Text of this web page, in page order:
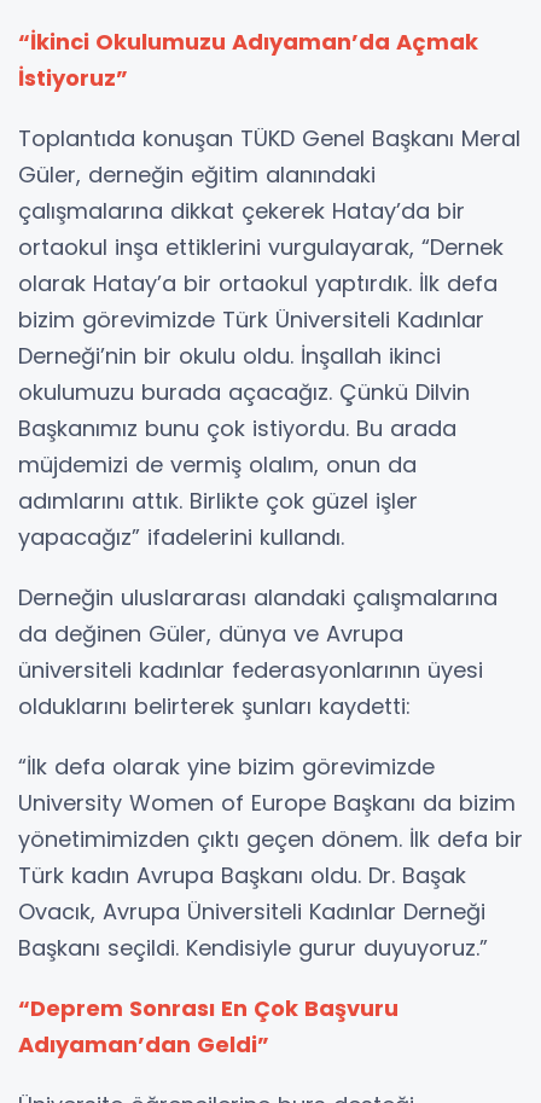
“İkinci Okulumuzu Adıyaman’da Açmak
İstiyoruz”
Toplantıda konuşan TÜKD Genel Başkanı Meral
Güler, derneğin eğitim alanındaki
çalışmalarına dikkat çekerek Hatay’da bir
ortaokul inşa ettiklerini vurgulayarak, “Dernek
olarak Hatay’a bir ortaokul yaptırdık. İlk defa
bizim görevimizde Türk Üniversiteli Kadınlar
Derneği’nin bir okulu oldu. İnşallah ikinci
okulumuzu burada açacağız. Çünkü Dilvin
Başkanımız bunu çok istiyordu. Bu arada
müjdemizi de vermiş olalım, onun da
adımlarını attık. Birlikte çok güzel işler
yapacağız” ifadelerini kullandı.
Derneğin uluslararası alandaki çalışmalarına
da değinen Güler, dünya ve Avrupa
üniversiteli kadınlar federasyonlarının üyesi
olduklarını belirterek şunları kaydetti:
“İlk defa olarak yine bizim görevimizde
University Women of Europe Başkanı da bizim
yönetimimizden çıktı geçen dönem. İlk defa bir
Türk kadın Avrupa Başkanı oldu. Dr. Başak
Ovacık, Avrupa Üniversiteli Kadınlar Derneği
Başkanı seçildi. Kendisiyle gurur duyuyoruz.”
“Deprem Sonrası En Çok Başvuru
Adıyaman’dan Geldi”